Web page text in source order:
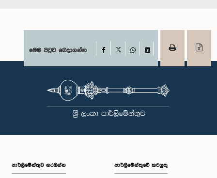
මෙම පිටුව බෙදාගන්න Facebook
WhatsAppLinkedIn
පාර්ලි‌මේන්තුව නරඹන්න පාර්ලිමේන්තුවේ කටයුතු